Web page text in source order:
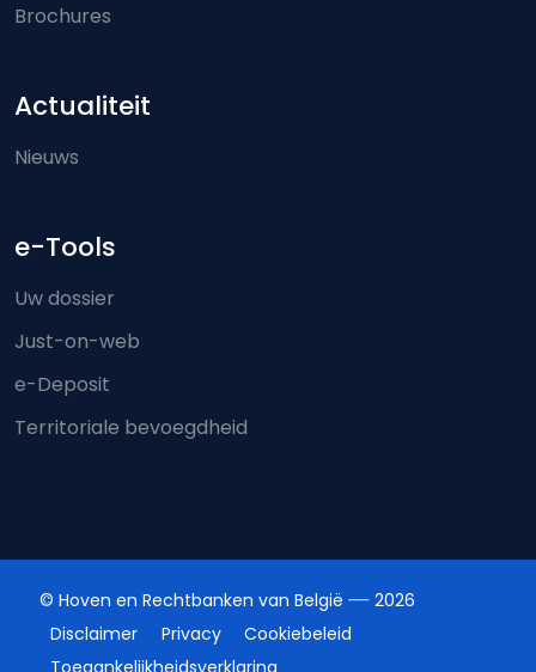
Brochures
Actualiteit
Nieuws
e-Tools
Uw dossier
Just-on-web
e-Deposit
Territoriale bevoegdheid
© Hoven en Rechtbanken van België
2026
Disclaimer
Privacy
Cookiebeleid